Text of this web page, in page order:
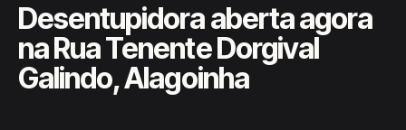
Desentupidora aberta agora
na Rua Tenente Dorgival
Galindo, Alagoinha